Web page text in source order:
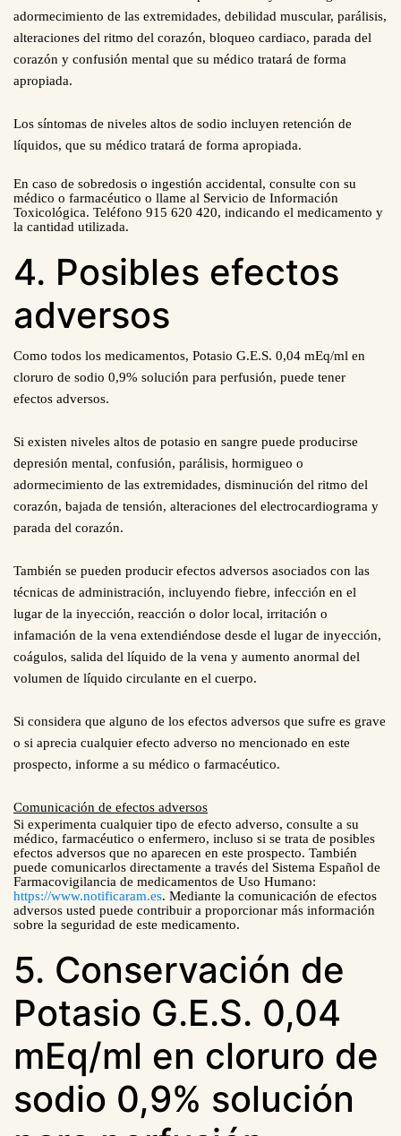
adormecimiento de las extremidades, debilidad muscular, parálisis,
alteraciones del ritmo del corazón, bloqueo cardiaco, parada del
corazón y confusión mental que su médico tratará de forma
apropiada.
Los síntomas de niveles altos de sodio incluyen retención de
líquidos, que su médico tratará de forma apropiada.
En caso de sobredosis o ingestión accidental, consulte con su
médico o farmacéutico o llame al Servicio de Información
Toxicológica. Teléfono 915 620 420, indicando el medicamento y
la cantidad utilizada.
4. Posibles efectos
adversos
Como todos los medicamentos, Potasio G.E.S. 0,04 mEq/ml en
cloruro de sodio 0,9% solución para perfusión, puede tener
efectos adversos.
Si existen niveles altos de potasio en sangre puede producirse
depresión mental, confusión, parálisis, hormigueo o
adormecimiento de las extremidades, disminución del ritmo del
corazón, bajada de tensión, alteraciones del electrocardiograma y
parada del corazón.
También se pueden producir efectos adversos asociados con las
técnicas de administración, incluyendo fiebre, infección en el
lugar de la inyección, reacción o dolor local, irritación o
infamación de la vena extendiéndose desde el lugar de inyección,
coágulos, salida del líquido de la vena y aumento anormal del
volumen de líquido circulante en el cuerpo.
Si considera que alguno de los efectos adversos que sufre es grave
o si aprecia cualquier efecto adverso no mencionado en este
prospecto, informe a su médico o farmacéutico.
Comunicación de efectos adversos
Si experimenta cualquier tipo de efecto adverso, consulte a su
médico, farmacéutico o enfermero, incluso si se trata de posibles
efectos adversos que no aparecen en este prospecto. También
puede comunicarlos directamente a través del Sistema Español de
Farmacovigilancia de medicamentos de Uso Humano:
https://www.notificaram.es. Mediante la comunicación de efectos
adversos usted puede contribuir a proporcionar más información
sobre la seguridad de este medicamento.
5. Conservación de
Potasio G.E.S. 0,04
mEq/ml en cloruro de
sodio 0,9% solución